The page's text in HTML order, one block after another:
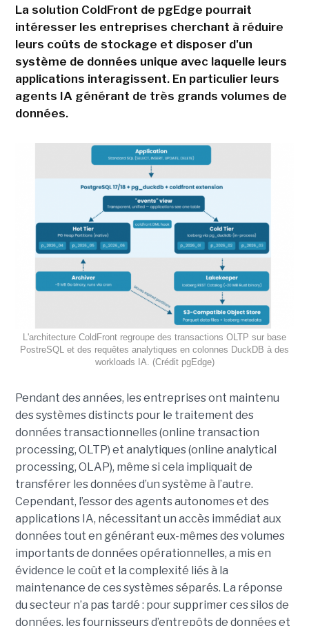
La solution ColdFront de pgEdge pourrait
intéresser les entreprises cherchant à réduire
leurs coûts de stockage et disposer d'un
système de données unique avec laquelle leurs
applications interagissent. En particulier leurs
agents IA générant de très grands volumes de
données.
L'architecture ColdFront regroupe des transactions OLTP sur base
PostreSQL et des requêtes analytiques en colonnes DuckDB à des
workloads IA. (Crédit pgEdge)
Pendant des années, les entreprises ont maintenu
des systèmes distincts pour le traitement des
données transactionnelles (online transaction
processing, OLTP) et analytiques (online analytical
processing, OLAP), même si cela impliquait de
transférer les données d’un système à l’autre.
Cependant, l’essor des agents autonomes et des
applications IA, nécessitant un accès immédiat aux
données tout en générant eux-mêmes des volumes
importants de données opérationnelles, a mis en
évidence le coût et la complexité liés à la
maintenance de ces systèmes séparés. La réponse
du secteur n’a pas tardé : pour supprimer ces silos de
données, les fournisseurs d’entrepôts de données et